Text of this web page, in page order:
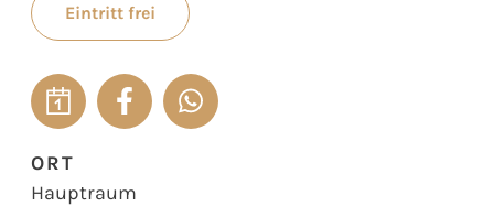
Eintritt frei
ORT
Hauptraum